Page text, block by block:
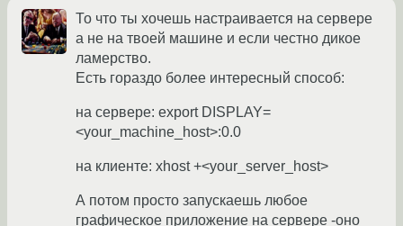
То что ты хочешь настраивается на сервере
а не на твоей машине и если честно дикое
ламерство.
Есть гораздо более интересный способ:
на сервере: export DISPLAY=
<your_machine_host>:0.0
на клиенте: xhost +<your_server_host>
А потом просто запускаешь любое
графическое приложение на сервере -оно